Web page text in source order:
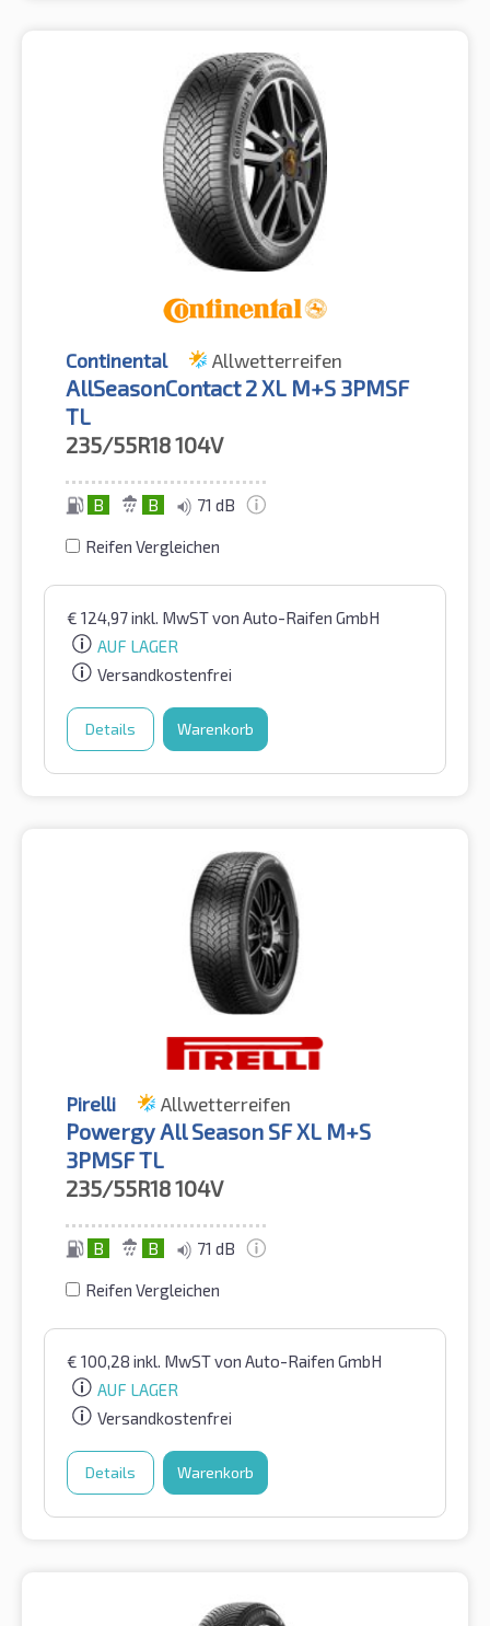
Continental Allwetterreifen
AllSeasonContact 2 XL M+S 3PMSF
TL
235/55R18104V
B B 71 dB
Reifen Vergleichen
€ 124,97inkl. MwSTvon Auto-Raifen GmbH
AUF LAGER
Versandkostenfrei
Details Warenkorb
Pirelli Allwetterreifen
Powergy All Season SF XL M+S
3PMSF TL
235/55R18104V
B B 71 dB
Reifen Vergleichen
€ 100,28 inkl. MwSTvon Auto-Raifen GmbH
AUF LAGER
Versandkostenfrei
Details Warenkorb